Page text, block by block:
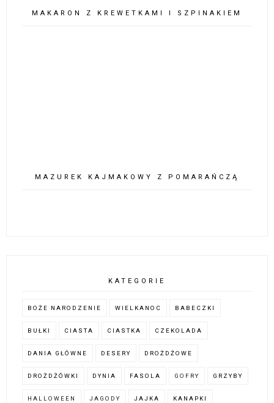
MAKARON Z KREWETKAMI I SZPINAKIEM
MAZUREK KAJMAKOWY Z POMARAŃCZĄ
KATEGORIE
BOŻE NARODZENIE WIELKANOC BABECZKI
BUŁKI CIASTA CIASTKA CZEKOLADA
DANIA GŁÓWNE DESERY DROŻDŻOWE
DROŻDŻÓWKI DYNIA FASOLA GOFRY GRZYBY
HALLOWEEN JAGODY JAJKA KANAPKI